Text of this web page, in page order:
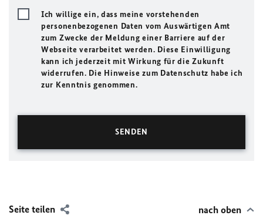
Ich willige ein, dass meine vorstehenden
personenbezogenen Daten vom Auswärtigen Amt
zum Zwecke der Meldung einer Barriere auf der
Webseite verarbeitet werden. Diese Einwilligung
kann ich jederzeit mit Wirkung für die Zukunft
widerrufen. Die Hinweise zum Datenschutz habe ich
zur Kenntnis genommen.
Seite teilen nach oben